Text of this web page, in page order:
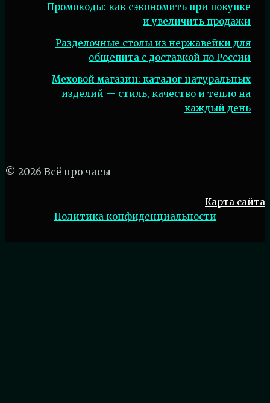
Промокоды: как сэкономить при покупке
и увеличить продажи
Разделочные столы из нержавейки для
общепита с доставкой по России
Меховой магазин: каталог натуральных
изделий — стиль, качество и тепло на
каждый день
© 2026 Всё про часы
Карта сайта
Политика конфиденциальности